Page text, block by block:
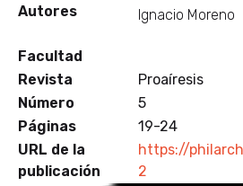
Autores
Ignacio Moreno
Facultad
Revista
Proaíresis
Número
5
Páginas
19-24
URL de la
publicación
https://
2